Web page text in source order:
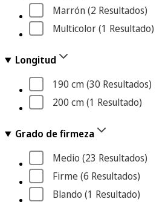
Marrón (2 Resultados)
Multicolor (1 Resultado)
Longitud
190 cm (30 Resultados)
200 cm (1 Resultado)
Grado de firmeza
Medio (23 Resultados)
Firme (6 Resultados)
Blando (1 Resultado)